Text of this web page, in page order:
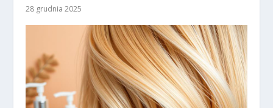
28 grudnia 2025